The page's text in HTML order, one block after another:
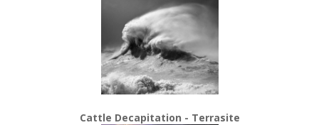
Cattle Decapitation - Terrasite